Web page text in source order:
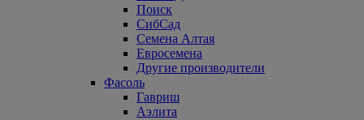
Поиск
СибСад
Семена Алтая
Евросемена
Другие производители
Фасоль
Гавриш
Аэлита